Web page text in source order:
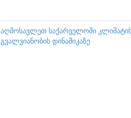
აღმოსავლეთ საქარველოში
გვალვიანობის დინამიკაზე